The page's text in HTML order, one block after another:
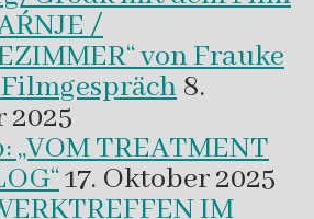
/
von Frauke
8.
2025
„VOM TREATMENT
17. Oktober 2025
IM